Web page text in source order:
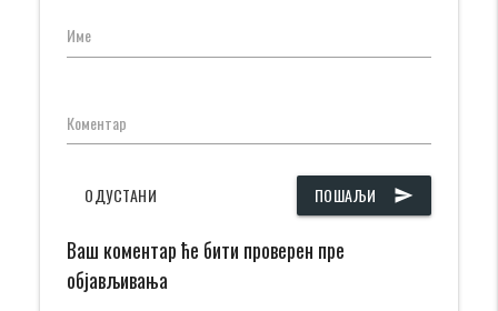
Име
Коментар
ПОШАЉИ send
ОДУСТАНИ
Ваш коментар ће бити проверен пре
објављивања